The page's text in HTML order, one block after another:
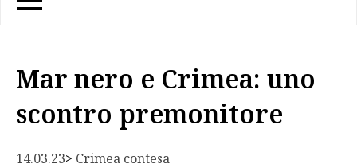
Mar nero e Crimea: uno
scontro premonitore
14.03.23> Crimea contesa